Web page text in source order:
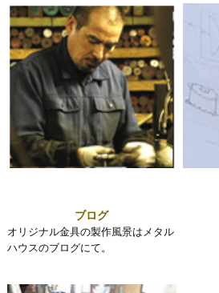
ブログ
オリジナル金具の製作風景はメタル
ハウスのブログにて。